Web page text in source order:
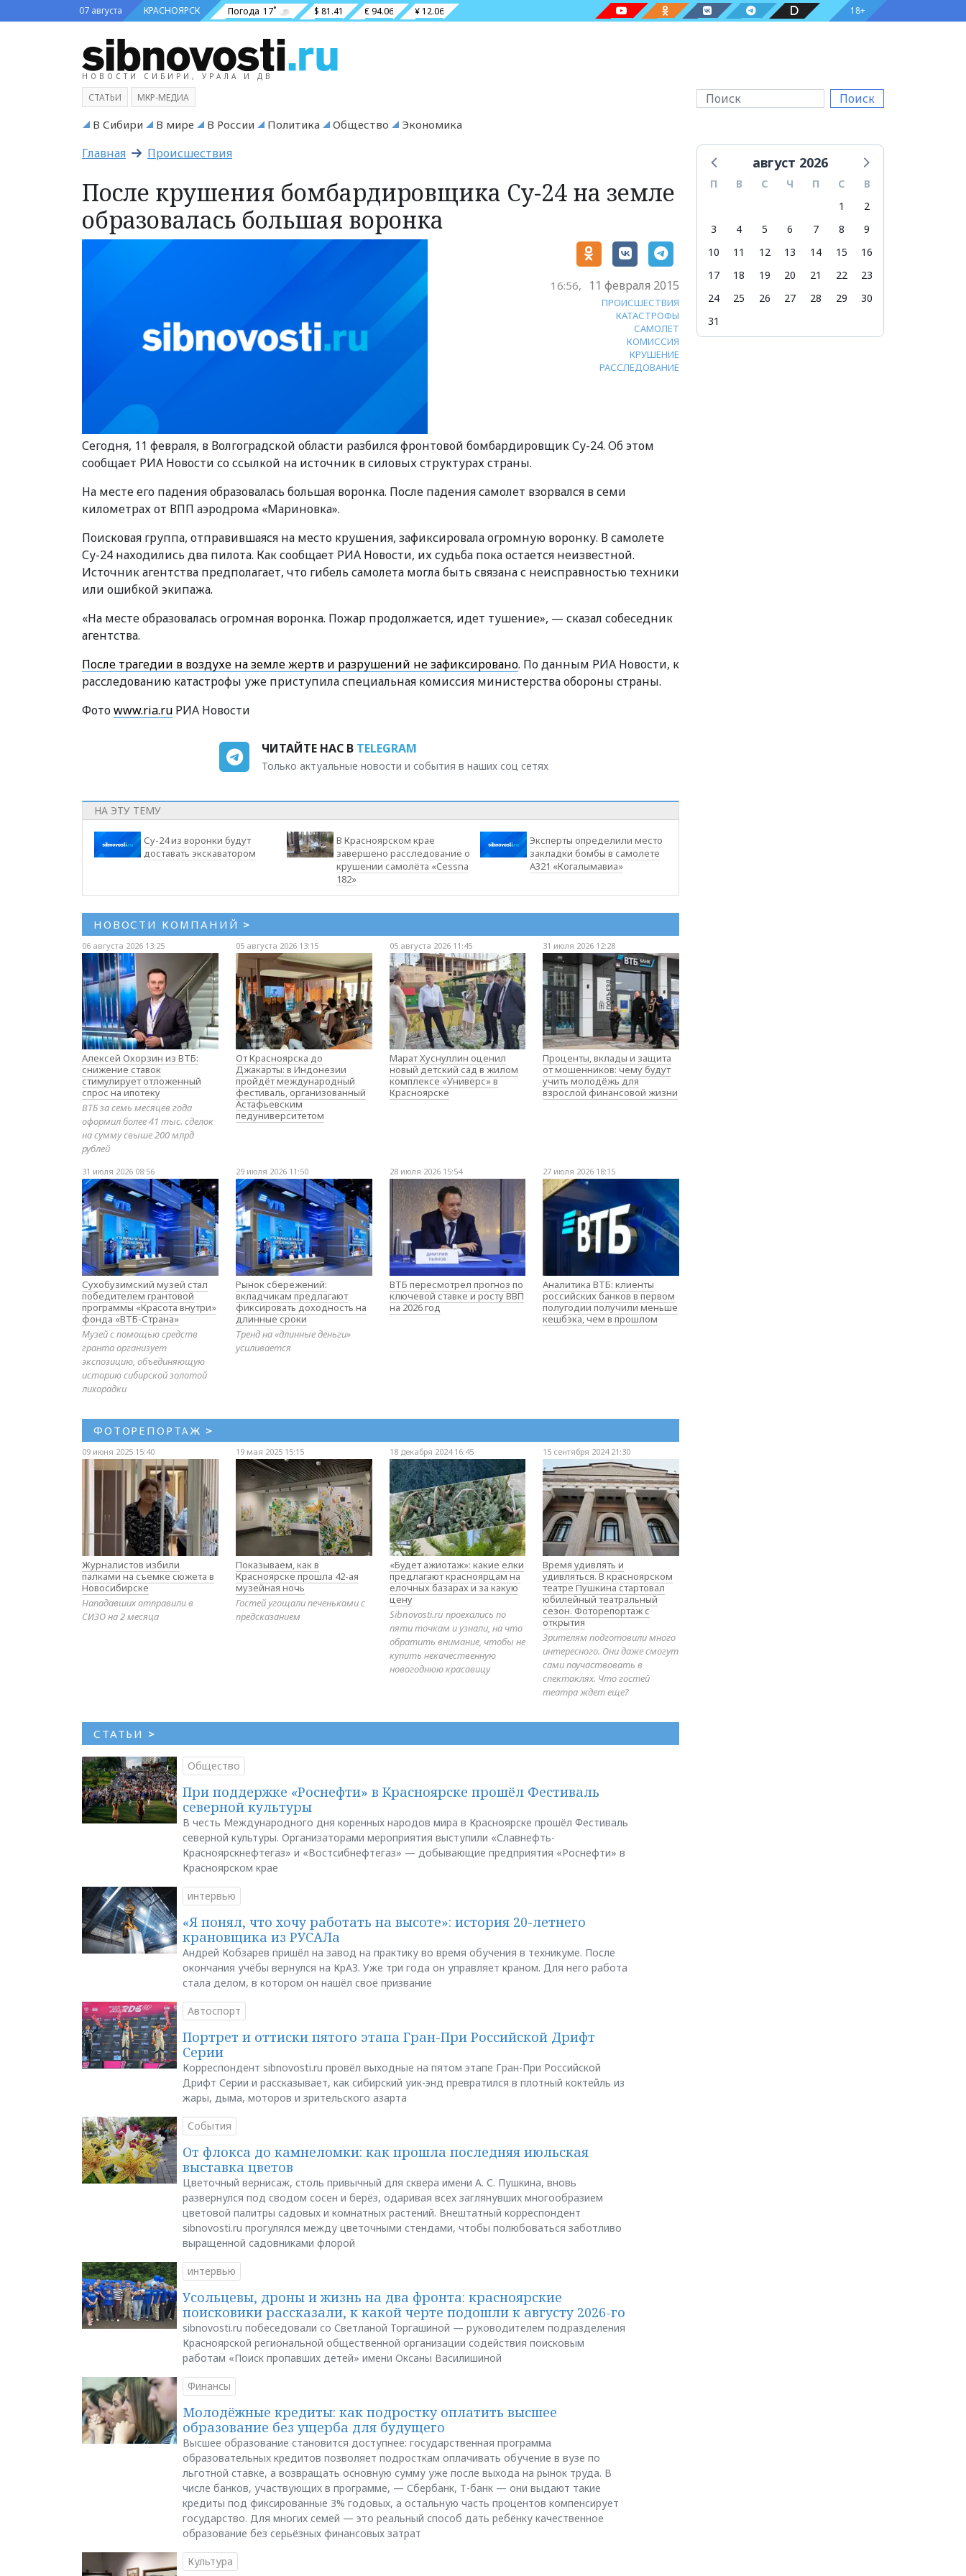
07 августа КРАСНОЯРСК Погода 17˚ $ 81.41 € 94.06 ¥ 12.06 18+
НОВОСТИ СИБИРИ, УРАЛА И ДВ
Поиск
СТАТЬИ МКР-МЕДИА
В Сибири В мире В России Политика Общество Экономика
Главная Происшествия
После крушения бомбардировщика Су-24 на земле
образовалась большая воронка
16:56, 11 февраля 2015
ПРОИСШЕСТВИЯ
КАТАСТРОФЫ
САМОЛЕТ
КОМИССИЯ
КРУШЕНИЕ
РАССЛЕДОВАНИЕ
Сегодня, 11 февраля, в Волгоградской области разбился фронтовой бомбардировщик Су-24. Об этом
сообщает РИА Новости со ссылкой на источник в силовых структурах страны.
На месте его падения образовалась большая воронка. После падения самолет взорвался в семи
километрах от ВПП аэродрома «Мариновка».
Поисковая группа, отправившаяся на место крушения, зафиксировала огромную воронку. В самолете
Су-24 находились два пилота. Как сообщает РИА Новости, их судьба пока остается неизвестной.
Источник агентства предполагает, что гибель самолета могла быть связана с неисправностью техники
или ошибкой экипажа.
«На месте образовалась огромная воронка. Пожар продолжается, идет тушение», — сказал собеседник
агентства.
После трагедии в воздухе на земле жертв и разрушений не зафиксировано. По данным РИА Новости, к
расследованию катастрофы уже приступила специальная комиссия министерства обороны страны.
Фотоwww.ria.ru РИА Новости
ЧИТАЙТЕ НАС В TELEGRAM
Только актуальные новости и события в наших соц сетях
НА ЭТУ ТЕМУ
Су-24 из воронки будут
доставать экскаватором
В Красноярском крае
завершено расследование о
крушении самолёта «Cessna
182»
Эксперты определили место
закладки бомбы в самолете
A321 «Когалымавиа»
НОВОСТИ КОМПАНИЙ >
06 августа 2026 13:25
Алексей Охорзин из ВТБ:
снижение ставок
стимулирует отложенный
спрос на ипотеку
ВТБ за семь месяцев года
оформил более 41 тыс. сделок
на сумму свыше 200 млрд
рублей
05 августа 2026 13:15
От Красноярска до
Джакарты: в Индонезии
пройдёт международный
фестиваль, организованный
Астафьевским
педуниверситетом
05 августа 2026 11:45
Марат Хуснуллин оценил
новый детский сад в жилом
комплексе «Универс» в
Красноярске
31 июля 2026 12:28
Проценты, вклады и защита
от мошенников: чему будут
учить молодёжь для
взрослой финансовой жизни
31 июля 2026 08:56
Сухобузимский музей стал
победителем грантовой
программы «Красота внутри»
фонда «ВТБ-Страна»
Музей с помощью средств
гранта организует
экспозицию, объединяющую
историю сибирской золотой
лихорадки
29 июля 2026 11:50
Рынок сбережений:
вкладчикам предлагают
фиксировать доходность на
длинные сроки
Тренд на «длинные деньги»
усиливается
28 июля 2026 15:54
ВТБ пересмотрел прогноз по
ключевой ставке и росту ВВП
на 2026 год
27 июля 2026 18:15
Аналитика ВТБ: клиенты
российских банков в первом
полугодии получили меньше
кешбэка, чем в прошлом
ФОТОРЕПОРТАЖ >
09 июня 2025 15:40
Журналистов избили
палками на съемке сюжета в
Новосибирске
Нападавших отправили в
СИЗО на 2 месяца
19 мая 2025 15:15
Показываем, как в
Красноярске прошла 42-ая
музейная ночь
Гостей угощали печеньками с
предсказанием
18 декабря 2024 16:45
«Будет ажиотаж»: какие елки
предлагают красноярцам на
елочных базарах и за какую
цену
Sibnovosti.ru проехались по
пяти точкам и узнали, на что
обратить внимание, чтобы не
купить некачественную
новогоднюю красавицу
15 сентября 2024 21:30
Время удивлять и
удивляться. В красноярском
театре Пушкина стартовал
юбилейный театральный
сезон. Фоторепортаж с
открытия
Зрителям подготовили много
интересного. Они даже смогут
сами поучаствовать в
спектаклях. Что гостей
театра ждет еще?
СТАТЬИ >
Общество
При поддержке «Роснефти» в Красноярске прошёл Фестиваль
северной культуры
В честь Международного дня коренных народов мира в Красноярске прошёл Фестиваль
северной культуры. Организаторами мероприятия выступили «Славнефть-
Красноярскнефтегаз» и «Востсибнефтегаз» — добывающие предприятия «Роснефти» в
Красноярском крае
интервью
«Я понял, что хочу работать на высоте»: история 20-летнего
крановщика из РУСАЛа
Андрей Кобзарев пришёл на завод на практику во время обучения в техникуме. После
окончания учёбы вернулся на КрАЗ. Уже три года он управляет краном. Для него работа
стала делом, в котором он нашёл своё призвание
Автоспорт
Портрет и оттиски пятого этапа Гран-При Российской Дрифт
Серии
Корреспондент sibnovosti.ru провёл выходные на пятом этапе Гран-При Российской
Дрифт Серии и рассказывает, как сибирский уик-энд превратился в плотный коктейль из
жары, дыма, моторов и зрительского азарта
События
От флокса до камнеломки: как прошла последняя июльская
выставка цветов
Цветочный вернисаж, столь привычный для сквера имени А. С. Пушкина, вновь
развернулся под сводом сосен и берёз, одаривая всех заглянувших многообразием
цветовой палитры садовых и комнатных растений. Внештатный корреспондент
sibnovosti.ru прогулялся между цветочными стендами, чтобы полюбоваться заботливо
выращенной садовниками флорой
интервью
Усольцевы, дроны и жизнь на два фронта: красноярские
поисковики рассказали, к какой черте подошли к августу 2026-го
sibnovosti.ru побеседовали со Светланой Торгашиной — руководителем подразделения
Красноярской региональной общественной организации содействия поисковым
работам «Поиск пропавших детей» имени Оксаны Василишиной
Финансы
Молодёжные кредиты: как подростку оплатить высшее
образование без ущерба для будущего
Высшее образование становится доступнее: государственная программа
образовательных кредитов позволяет подросткам оплачивать обучение в вузе по
льготной ставке, а возвращать основную сумму уже после выхода на рынок труда. В
числе банков, участвующих в программе, — Сбербанк, Т-банк — они выдают такие
кредиты под фиксированные 3% годовых, а остальную часть процентов компенсирует
государство. Для многих семей — это реальный способ дать ребёнку качественное
образование без серьёзных финансовых затрат
Культура
август 2026
П В С Ч П С
В
1
2
3
4 5 6 7 8
9
10
11 12 13 14 15
16
17
18 19 20 21 22
23
24
25 26 27 28 29
30
31